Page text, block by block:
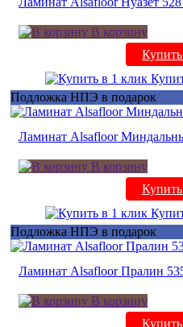
В корзину
Подложка НПЭ в подарок
Ламинат Alsafloor
В корзину
Подложка НПЭ в подарок
Ламинат Alsafloor Пралин
В корзину